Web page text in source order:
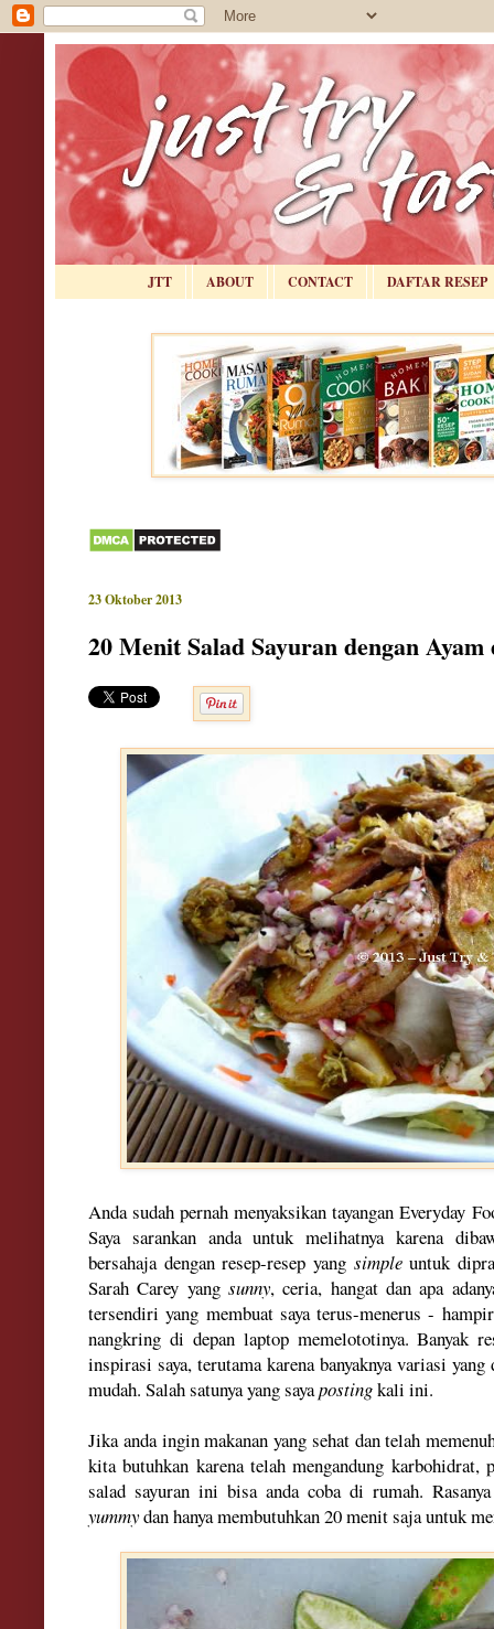
JTT ABOUT CONTACT DAFTAR RESEP
23 Oktober 2013
20 Menit Salad Sayuran dengan
Anda sudah pernah menyaksikan tayangan Everyday
Saya sarankan anda untuk melihatnya karena
bersahaja dengan resep-resep yang simpleuntuk
Sarah Carey yangsunny, ceria, hangat dan apa
tersendiri yang membuat saya terus-menerus -
nangkring di depan laptop memelototinya. Banyak
inspirasi saya, terutama karena banyaknya variasi
mudah. Salah satunya yang sayapostingkali ini.
Jika anda ingin makanan yang sehat dan telah
kita butuhkan karena telah mengandung karbohidrat,
salad sayuran ini bisa anda coba di rumah. Rasanya
yummydan hanya membutuhkan 20 menit saja untuk